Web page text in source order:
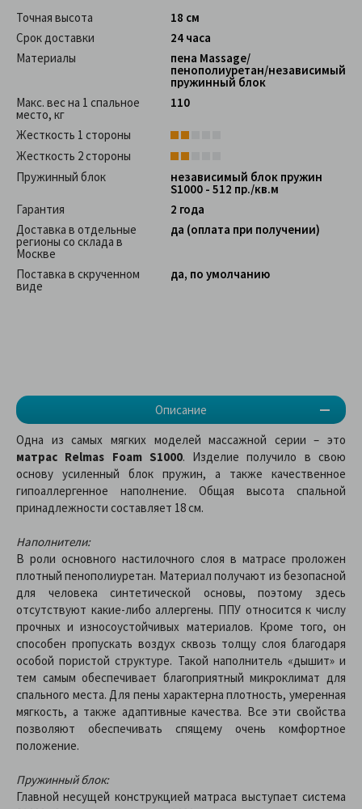
Описание
Точная высота
18 см
Срок доставки
24 часа
Материалы
пена Massage/
пенополиуретан/независимый
пружинный блок
Макс. вес на 1 спальное
место, кг
110
Жесткость 1 стороны
Жесткость 2 стороны
Пружинный блок
независимый блок пружин
S1000 - 512 пр./кв.м
Гарантия
2 года
Доставка в отдельные
регионы со склада в
Москве
да (оплата при получении)
Поставка в скрученном
виде
да, по умолчанию
Одна из самых мягких моделей массажной серии – это
матрас Relmas Foam S1000. Изделие получило в свою
основу усиленный блок пружин, а также качественное
гипоаллергенное наполнение. Общая высота спальной
принадлежности составляет 18 см.
Наполнители:
В роли основного настилочного слоя в матрасе проложен
плотный пенополиуретан. Материал получают из безопасной
для человека синтетической основы, поэтому здесь
отсутствуют какие-либо аллергены. ППУ относится к числу
прочных и износоустойчивых материалов. Кроме того, он
способен пропускать воздух сквозь толщу слоя благодаря
особой пористой структуре. Такой наполнитель «дышит» и
тем самым обеспечивает благоприятный микроклимат для
спального места. Для пены характерна плотность, умеренная
мягкость, а также адаптивные качества. Все эти свойства
позволяют обеспечивать спящему очень комфортное
положение.
Пружинный блок:
Главной несущей конструкцией матраса выступает система